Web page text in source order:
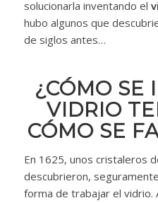
solucionarla inventando el
hubo algunos que
de siglos antes…
¿CÓMO SE
VIDRIO
CÓMO SE
En 1625, unos cristaleros
descubrieron,
forma de trabajar el vidrio.